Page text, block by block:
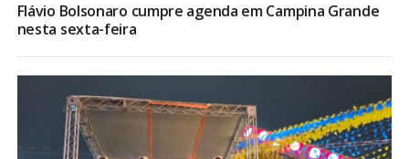
Flávio Bolsonaro cumpre agenda em Campina Grande
nesta sexta-feira